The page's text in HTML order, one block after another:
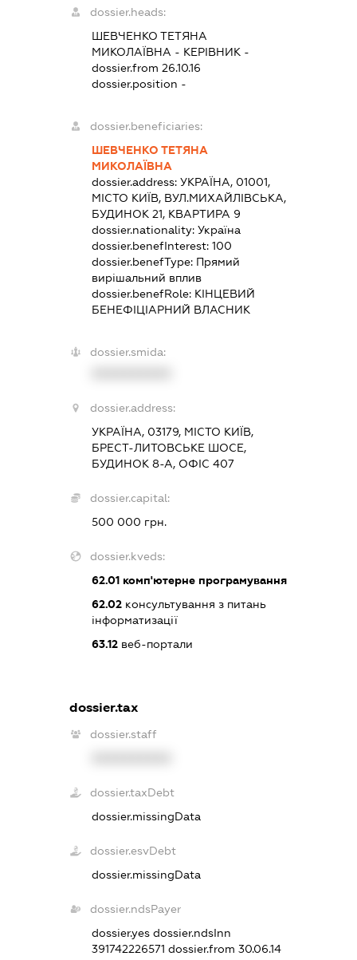
dossier.heads:
ШЕВЧЕНКО ТЕТЯНА
МИКОЛАЇВНА - КЕРІВНИК -
dossier.from 26.10.16
dossier.position -
dossier.beneficiaries:
ШЕВЧЕНКО ТЕТЯНА
МИКОЛАЇВНА
dossier.address: УКРАЇНА, 01001,
МІСТО КИЇВ, ВУЛ.МИХАЙЛІВСЬКА,
БУДИНОК 21, КВАРТИРА 9
dossier.nationality: Україна
dossier.benefInterest: 100
dossier.benefType: Прямий
вирішальний вплив
dossier.benefRole: КІНЦЕВИЙ
БЕНЕФІЦІАРНИЙ ВЛАСНИК
dossier.smida:
dossier.address:
УКРАЇНА, 03179, МІСТО КИЇВ,
БРЕСТ-ЛИТОВСЬКЕ ШОСЕ,
БУДИНОК 8-А, ОФІС 407
dossier.capital:
500 000 грн.
dossier.kveds:
62.01комп'ютерне програмування
62.02консультування з питань
інформатизації
63.12веб-портали
dossier.tax
dossier.staff
dossier.taxDebt
dossier.missingData
dossier.esvDebt
dossier.missingData
dossier.ndsPayer
dossier.yes dossier.ndsInn
391742226571 dossier.from 30.06.14